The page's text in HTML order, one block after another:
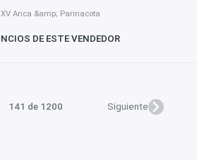
Arica &amp; Parinacota
DE ESTE VENDEDOR
141 de 1200 Siguiente